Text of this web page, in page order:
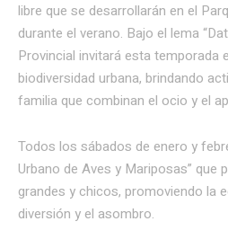
libre que se desarrollarán en el
durante el verano. Bajo el lema
Provincial invitará esta temporada
biodiversidad urbana, brindando
familia que combinan el ocio y el
Todos los sábados de enero y
Urbano de Aves y Mariposas” que
grandes y chicos, promoviendo la
diversión y el asombro.